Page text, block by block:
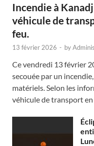
Incendie à
véhicule de
feu.
13 février 2026 - by
Ce vendredi 13 février
secouée par un
matériels. Selon les
véhicule de transport en